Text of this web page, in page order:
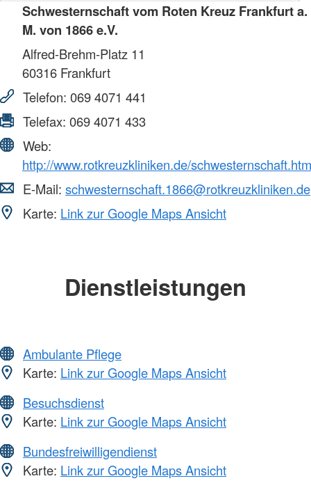
Schwesternschaft vom Roten Kreuz Frankfurt a.
M. von 1866 e.V.
Alfred-Brehm-Platz 11
60316 Frankfurt
Telefon: 069 4071 441
Telefax: 069 4071 433
Web:
http://www.rotkreuzkliniken.de/
E-Mail: schwesternschaft.1866@rotkreuzkliniken.de
Karte: Link zur Google Maps Ansicht
Dienstleistungen
Ambulante Pflege
Karte: Link zur Google Maps Ansicht
Besuchsdienst
Karte: Link zur Google Maps Ansicht
Bundesfreiwilligendienst
Karte: Link zur Google Maps Ansicht